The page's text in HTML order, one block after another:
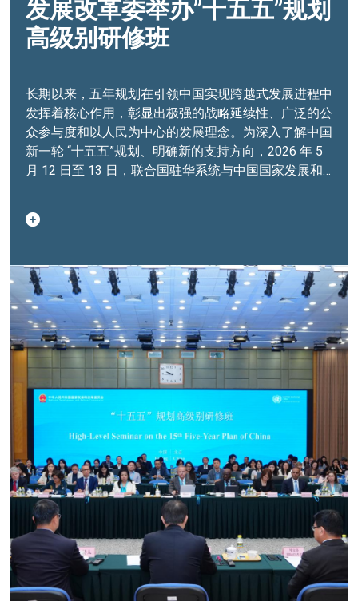
发展改革委举办”十五五”规划
高级别研修班
长期以来，五年规划在引领中国实现跨越式发展进程中
发挥着核心作用，彰显出极强的战略延续性、广泛的公
众参与度和以人民为中心的发展理念。为深入了解中国
新一轮 “十五五”规划、明确新的支持方向，2026 年 5
月 12 日至 13 日，联合国驻华系统与中国国家发展和
划高级别研修班。本次研修班为期两天，汇聚国家相关
部委官员、联合国驻华各机构代表及国际金融机构代表
见，探寻未来五年联合国与中国深化合作的路径。国家
发展改革委相关部门强调，“十五五”是中国现代化建设
进程的关键阶段，加强与联合国的对话交流、互学互鉴
与务实合作具有重要意义。融合中国发展经验与联合国
国际视野，秉持共同目标，双方将能够合力推动实现高
质量、包容普惠、可持续的发展成果。联合国驻华协调
员杰思衡表示，本次研修班为联合国及其他国际合作伙
伴深入了解中国未来五年发展愿景提供了重要契机。他
指出，中国取得的发展成就，源于国家长期坚定投入与
历次五年规划的严谨实施。“十五五”规划既立足高远目
标，又实事求是直面现存发展挑战。他重申，联合国将
依托《联合国对华可持续发展合作框架（2026–2030
年）》，支持中国社会事业发展、绿色低碳转型、区域
协调发展等重点工作。 本次研修班设置七大专题交流
环节，各方交流热烈、研讨务实深入。专题交流一“中
国国家发展规划的编制历程和方法”梳理了中国发展规
划的演进历程与核心原则，包括战略延续性、以人民为
中心及全民广泛参与等特点。专题交流二“创新发展及